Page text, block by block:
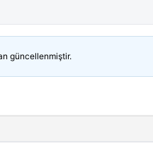
güncellenmiştir.